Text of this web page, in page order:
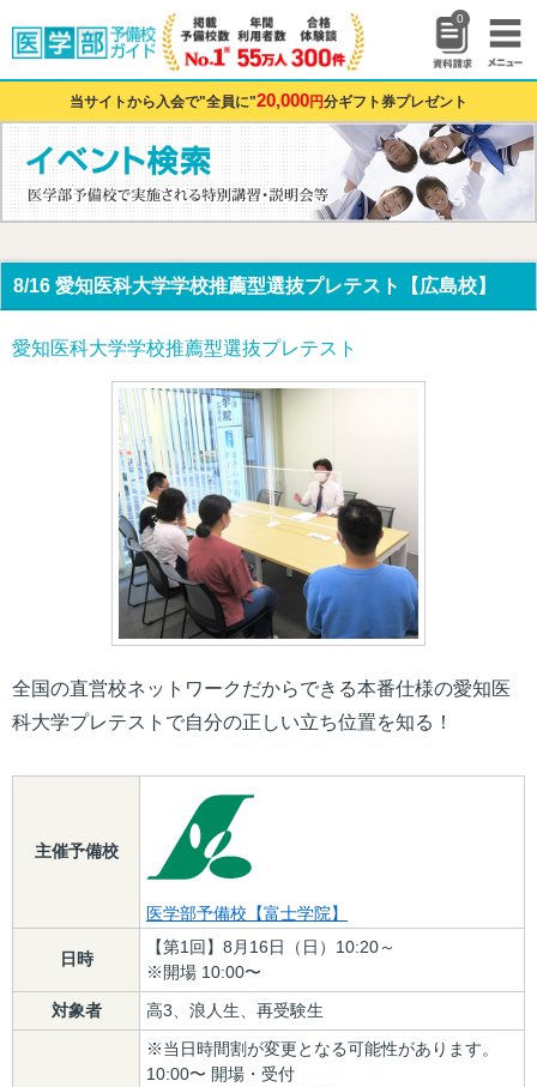
0
当サイトから入会で"全員に"20,000円分ギフト券プレゼント
8/16 愛知医科大学学校推薦型選抜プレテスト【広島校】
愛知医科大学学校推薦型選抜プレテスト
全国の直営校ネットワークだからできる本番仕様の愛知医
科大学プレテストで自分の正しい立ち位置を知る！
主催予備校
医学部予備校【富士学院】
日時
【第1回】8月16日（日）10:20～
※開場 10:00〜
対象者
高3、浪人生、再受験生
※当日時間割が変更となる可能性があります。
10:00〜 開場・受付